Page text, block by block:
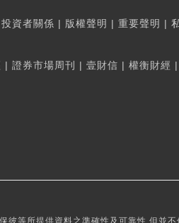
投資者關係 | 版權聲明 | 重要聲明 |
| 證券市場周刊 | 壹財信 | 權衡財經 |